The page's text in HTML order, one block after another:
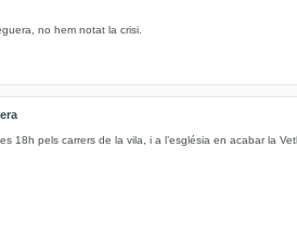
no hem notat la crisi.
18h pels carrers de la vila, i a l’església en acabar la